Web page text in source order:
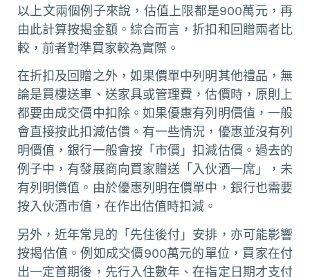
以上文兩個例子來說，估值上限都是900萬元，再
由此計算按揭金額。綜合而言，折扣和回贈兩者比
較，前者對準買家較為實際。
在折扣及回贈之外，如果價單中列明其他禮品，無
論是買樓送車、送家具或管理費，估價時，原則上
都要由成交價中扣除。如果優惠有列明價值，一般
會直接按此扣減估價。有一些情況，優惠並沒有列
明價值，銀行一般會按「市價」扣減估價。過去的
例子中，有發展商向買家贈送「入伙酒一席」，未
有列明價值。由於優惠列明在價單中，銀行也需要
按入伙酒市值，在作出估值時扣減。
另外，近年常見的「先住後付」安排，亦可能影響
按揭估值。例如成交價900萬元的單位，買家在付
出一定首期後，先行入住數年、在指定日期才支付